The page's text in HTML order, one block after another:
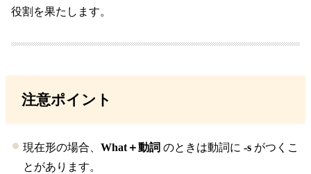
役割を果たします。
注意ポイント
現在形の場合、 What＋動詞 のときは動詞に -sがつくこ
とがあります。